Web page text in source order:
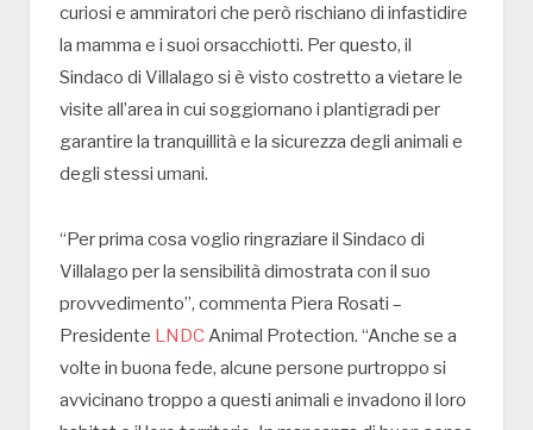
curiosi e ammiratori che però rischiano di infastidire
la mamma e i suoi orsacchiotti. Per questo, il
Sindaco di Villalago si è visto costretto a vietare le
visite all’area in cui soggiornano i plantigradi per
garantire la tranquillità e la sicurezza degli animali e
degli stessi umani.
“Per prima cosa voglio ringraziare il Sindaco di
Villalago per la sensibilità dimostrata con il suo
provvedimento”, commenta Piera Rosati –
Presidente LNDCAnimal Protection. “Anche se a
volte in buona fede, alcune persone purtroppo si
avvicinano troppo a questi animali e invadono il loro